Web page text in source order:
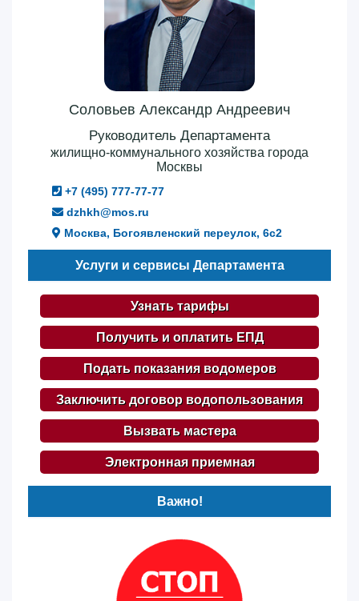
Соловьев Александр Андреевич
Руководитель Департамента
жилищно-коммунального хозяйства города
Москвы
+7 (495) 777-77-77
dzhkh@mos.ru
Москва, Богоявленский переулок, 6с2
Услуги и сервисы Департамента
Узнать тарифы
Получить и оплатить ЕПД
Подать показания водомеров
Заключить договор водопользования
Вызвать мастера
Электронная приемная
Важно!